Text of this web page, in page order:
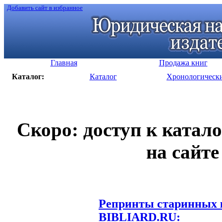
Добавить сайт в избранное
Главная
Продажа книг
Каталог:
Каталог
Скоро: доступ к
на
Репринты старинных
BIBLIARD.RU: